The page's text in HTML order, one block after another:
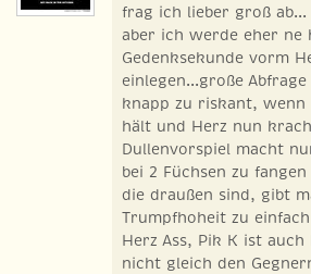
frag ich lieber groß ab...
aber ich werde eher ne
Gedenksekunde vorm
einlegen...große
knapp zu riskant, wenn
hält und Herz nun
Dullenvorspiel macht
bei 2 Füchsen zu
die draußen sind, gibt
Trumpfhoheit zu
Herz Ass, Pik K ist
nicht gleich den